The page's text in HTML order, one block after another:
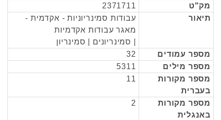
מק"ט
2371711
תיאור
עבודות סמינריוניות - אקדמית -
מאגר עבודות אקדמיות
| סמינריונים | סמינריון
מספר עמודים
32
מספר מילים
5311
מספר מקורות
בעברית
11
מספר מקורות
באנגלית
2